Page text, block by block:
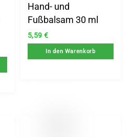
Hand- und
Fußbalsam 30 ml
5,59 €
In den Warenkorb